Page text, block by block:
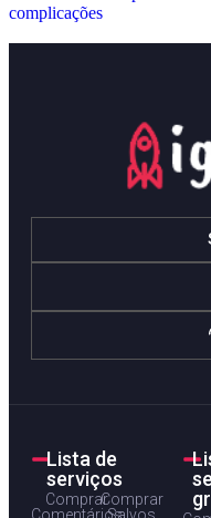
complicações
Lista de
serviços
ComprarComprar